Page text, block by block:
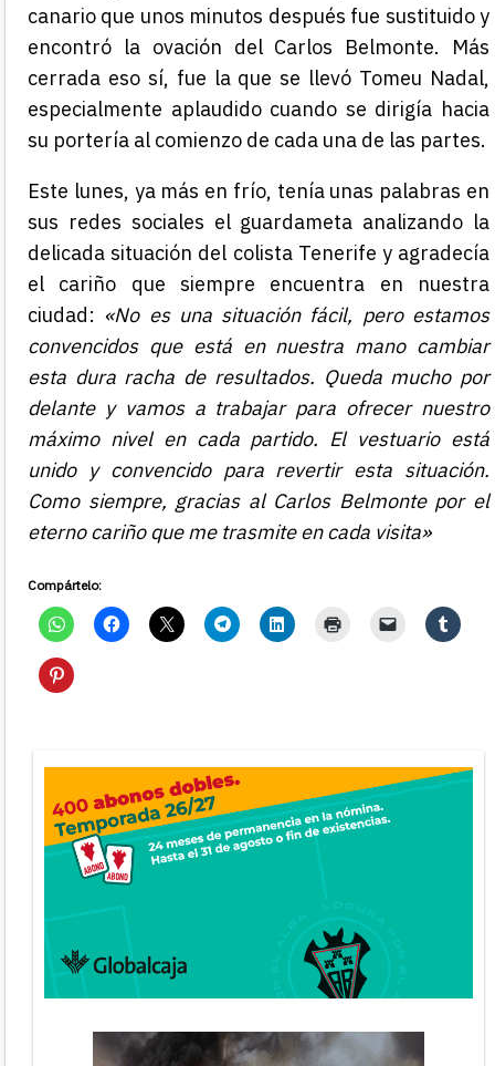
canario que unos minutos después fue sustituido y
encontró la ovación del Carlos Belmonte. Más
cerrada eso sí, fue la que se llevó Tomeu Nadal,
especialmente aplaudido cuando se dirigía hacia
su portería al comienzo de cada una de las partes.
Este lunes, ya más en frío, tenía unas palabras en
sus redes sociales el guardameta analizando la
delicada situación del colista Tenerife y agradecía
el cariño que siempre encuentra en nuestra
ciudad: «No es una situación fácil, pero estamos
convencidos que está en nuestra mano cambiar
esta dura racha de resultados. Queda mucho por
delante y vamos a trabajar para ofrecer nuestro
máximo nivel en cada partido. El vestuario está
unido y convencido para revertir esta situación.
Como siempre, gracias al Carlos Belmonte por el
eterno cariño que me trasmite en cada visita»
Compártelo: